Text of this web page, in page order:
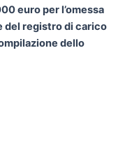
euro per l’omessa
del registro di carico
dello